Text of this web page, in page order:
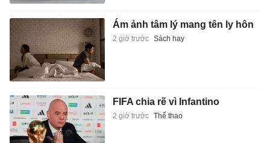
Ám ảnh tâm lý mang tên ly hôn
2 giờ trước Sách hay
FIFA chia rẽ vì Infantino
2 giờ trước Thể thao